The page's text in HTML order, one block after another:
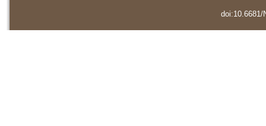
doi:10.6681/